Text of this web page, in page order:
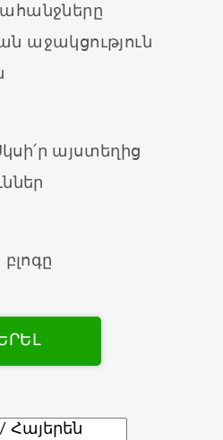
աջակցություն
այստեղից